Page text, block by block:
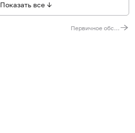
Показать все ↓
Первичное обследование щитовидной железы